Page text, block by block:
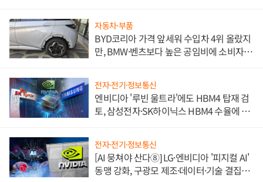
자동차·부품
BYD코리아 가격 앞세워 수입차 4위 올랐지
만, BMW·벤츠보다 높은 공임비에 소비자
전자·전기·정보통신
엔비디아 '루빈 울트라'에도 HBM4 탑재 검
토, 삼성전자·SK하이닉스 HBM4 수율에 주
전자·전기·정보통신
[AI 뭉쳐야 산다⑧] LG·엔비디아 '피지컬 AI'
동맹 강화, 구광모 제조·데이터·기술 결집